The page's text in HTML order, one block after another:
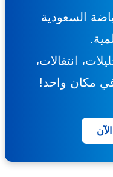
السعودية
انتقالات،
مكان واحد!